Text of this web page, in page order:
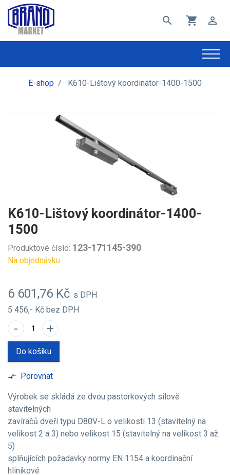
search shopping_cart perm_identity
E-shop / K610-Lištový koordinátor-1400-1500
K610-Lištový koordinátor-1400-
1500
Produktové číslo: 123-171145-390
Na objednávku
6 601,76 Kč s DPH
5 456,- Kč bez DPH
- +
Do košíku
compare_arrows Porovnat
Výrobek se skládá ze dvou pastorkových silově
stavitelných
zavíračů dveří typu D80V-L o velikosti 13 (stavitelný na
velikost 2 a 3) nebo velikost 15 (stavitelný na velikost 3 až
5)
splňujících požadavky normy EN 1154 a koordinační
hliníkové